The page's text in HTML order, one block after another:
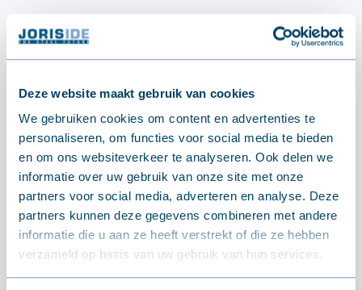
Deze website maakt gebruik van cookies
We gebruiken cookies om content en advertenties te
personaliseren, om functies voor social media te bieden
en om ons websiteverkeer te analyseren. Ook delen we
informatie over uw gebruik van onze site met onze
partners voor social media, adverteren en analyse. Deze
partners kunnen deze gegevens combineren met andere
informatie die u aan ze heeft verstrekt of die ze hebben
verzameld op basis van uw gebruik van hun services.